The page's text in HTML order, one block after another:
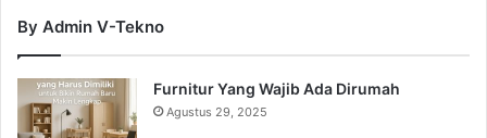
By Admin V-Tekno
Furnitur Yang Wajib Ada Dirumah
Agustus 29, 2025